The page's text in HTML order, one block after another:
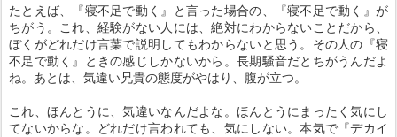
たとえば、『寝不足で動く』と言った場合の、『寝不足で動く』が
ちがう。これ、経験がない人には、絶対にわからないことだから、
ぼくがどれだけ言葉で説明してもわからないと思う。その人の『寝
不足で動く』ときの感じしかないから。長期騒音だとちがうんだよ
ね。あとは、気違い兄貴の態度がやはり、腹が立つ。
これ、ほんとうに、気違いなんだよな。ほんとうにまったく気にし
てないからな。どれだけ言われても、気にしない。本気で『デカイ